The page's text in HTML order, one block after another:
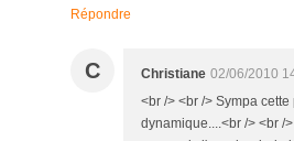
Répondre
C Christiane 02/06/2010
<br /> <br /> Sympa
dynamique....<br /> <br /